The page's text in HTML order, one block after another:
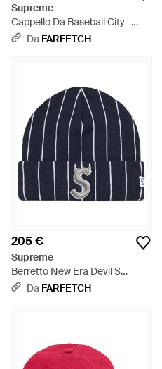
Supreme
Cappello Da Baseball City -
RosaDa FARFETCH
205 €
Supreme
Berretto New Era Devil S
Gessato - Blu
Da FARFETCH